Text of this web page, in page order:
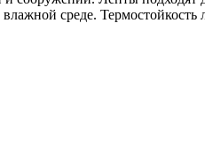
среде. Термостойкость